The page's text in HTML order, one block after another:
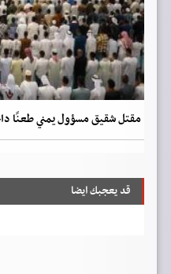
مقتل شقيق مسؤول يمني طعنًا
قد يعجبك ايضا